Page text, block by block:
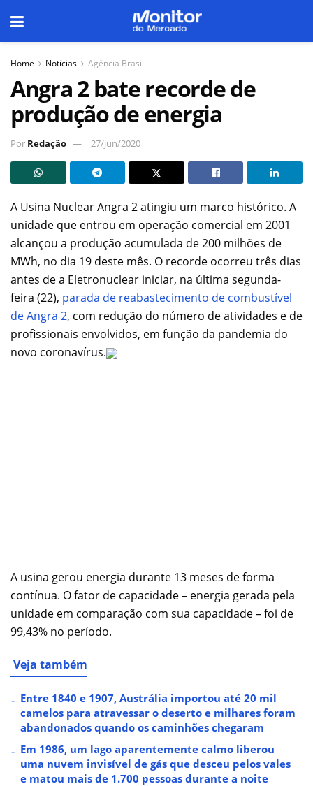
Home Notícias Agência Brasil
Angra 2 bate recorde de
produção de energia
Por Redação 27/jun/2020
A Usina Nuclear Angra 2 atingiu um marco histórico. A
unidade que entrou em operação comercial em 2001
alcançou a produção acumulada de 200 milhões de
MWh, no dia 19 deste mês. O recorde ocorreu três dias
antes de a Eletronuclear iniciar, na última segunda-
feira (22), parada de reabastecimento de combustível
de Angra 2, com redução do número de atividades e de
profissionais envolvidos, em função da pandemia do
novo coronavírus.
A usina gerou energia durante 13 meses de forma
contínua. O fator de capacidade – energia gerada pela
unidade em comparação com sua capacidade – foi de
99,43% no período.
Veja também
Entre 1840 e 1907, Austrália importou até 20 mil
camelos para atravessar o deserto e milhares foram
abandonados quando os caminhões chegaram
Em 1986, um lago aparentemente calmo liberou
uma nuvem invisível de gás que desceu pelos vales
e matou mais de 1.700 pessoas durante a noite